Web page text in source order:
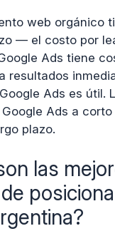
web orgánico
— el costo por
Ads tiene
resultados
Ads es útil.
Ads a corto
plazo.
las